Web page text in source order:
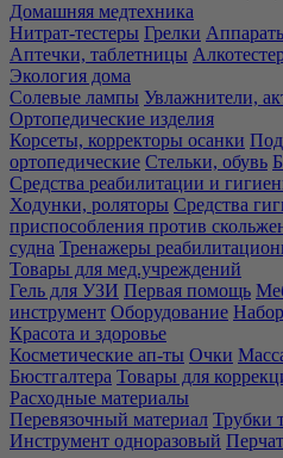
Домашняя медтехника
Нитрат-тестеры Грелки
Аптечки, таблетницы
Экология дома
Солевые лампы Увлажнители,
Ортопедические изделия
Корсеты, корректоры осанки
ортопедические Стельки, обувь
Средства реабилитации и
Ходунки, роляторы Средства
приспособления против
судна Тренажеры
Товары для мед.учреждений
Гель для УЗИ Первая помощь
инструмент Оборудование
Красота и здоровье
Косметические ап-ты Очки
Бюстгалтера Товары для
Расходные материалы
Перевязочный материал Трубки
Инструмент одноразовый